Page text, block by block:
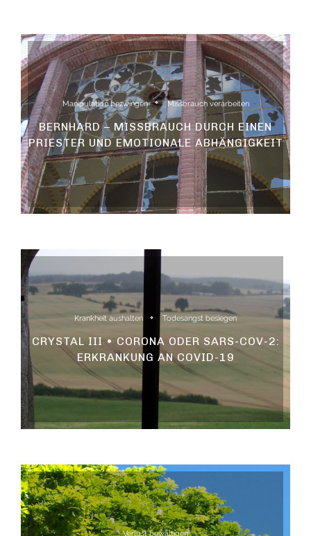
Manipulation bezwingen Missbrauch verarbeiten
BERNHARD – MISSBRAUCH DURCH EINEN
PRIESTER UND EMOTIONALE ABHÄNGIGKEIT
Krankheit aushalten Todesangst besiegen
CRYSTAL III • CORONA ODER SARS-COV-2:
ERKRANKUNG AN COVID-19
Verlust bewältigen